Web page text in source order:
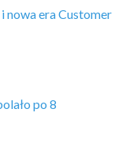
nowa era Customer
po 8